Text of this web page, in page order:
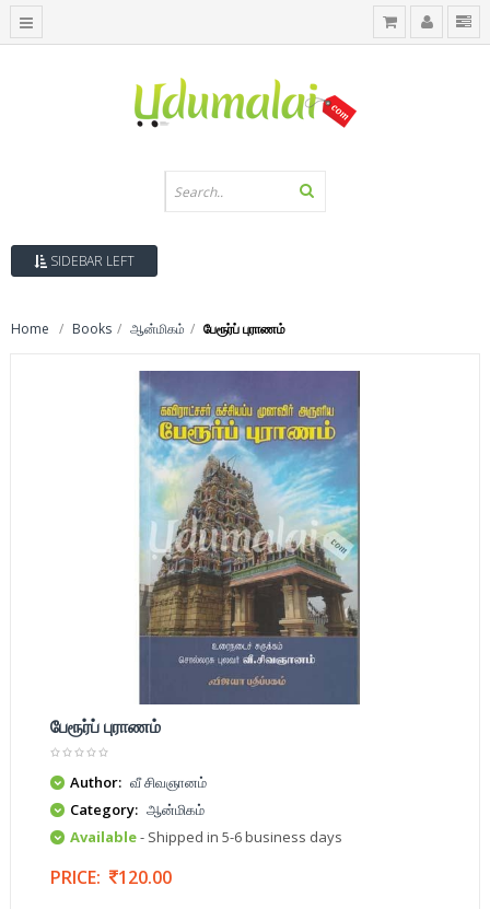
SIDEBAR LEFT
Home Books ஆன்மிகம் பேரூர்ப் புராணம்
பேரூர்ப் புராணம்
Author: வீ சிவஞானம்
Category: ஆன்மிகம்
Available- Shipped in 5-6 business days
PRICE: 120.00